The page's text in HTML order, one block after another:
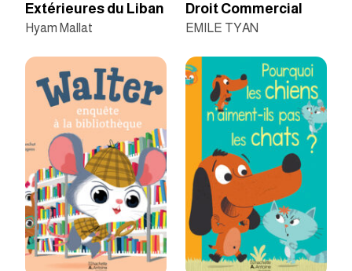
Droit Commercial
EMILE TYAN
Extérieures du Liban
Hyam Mallat